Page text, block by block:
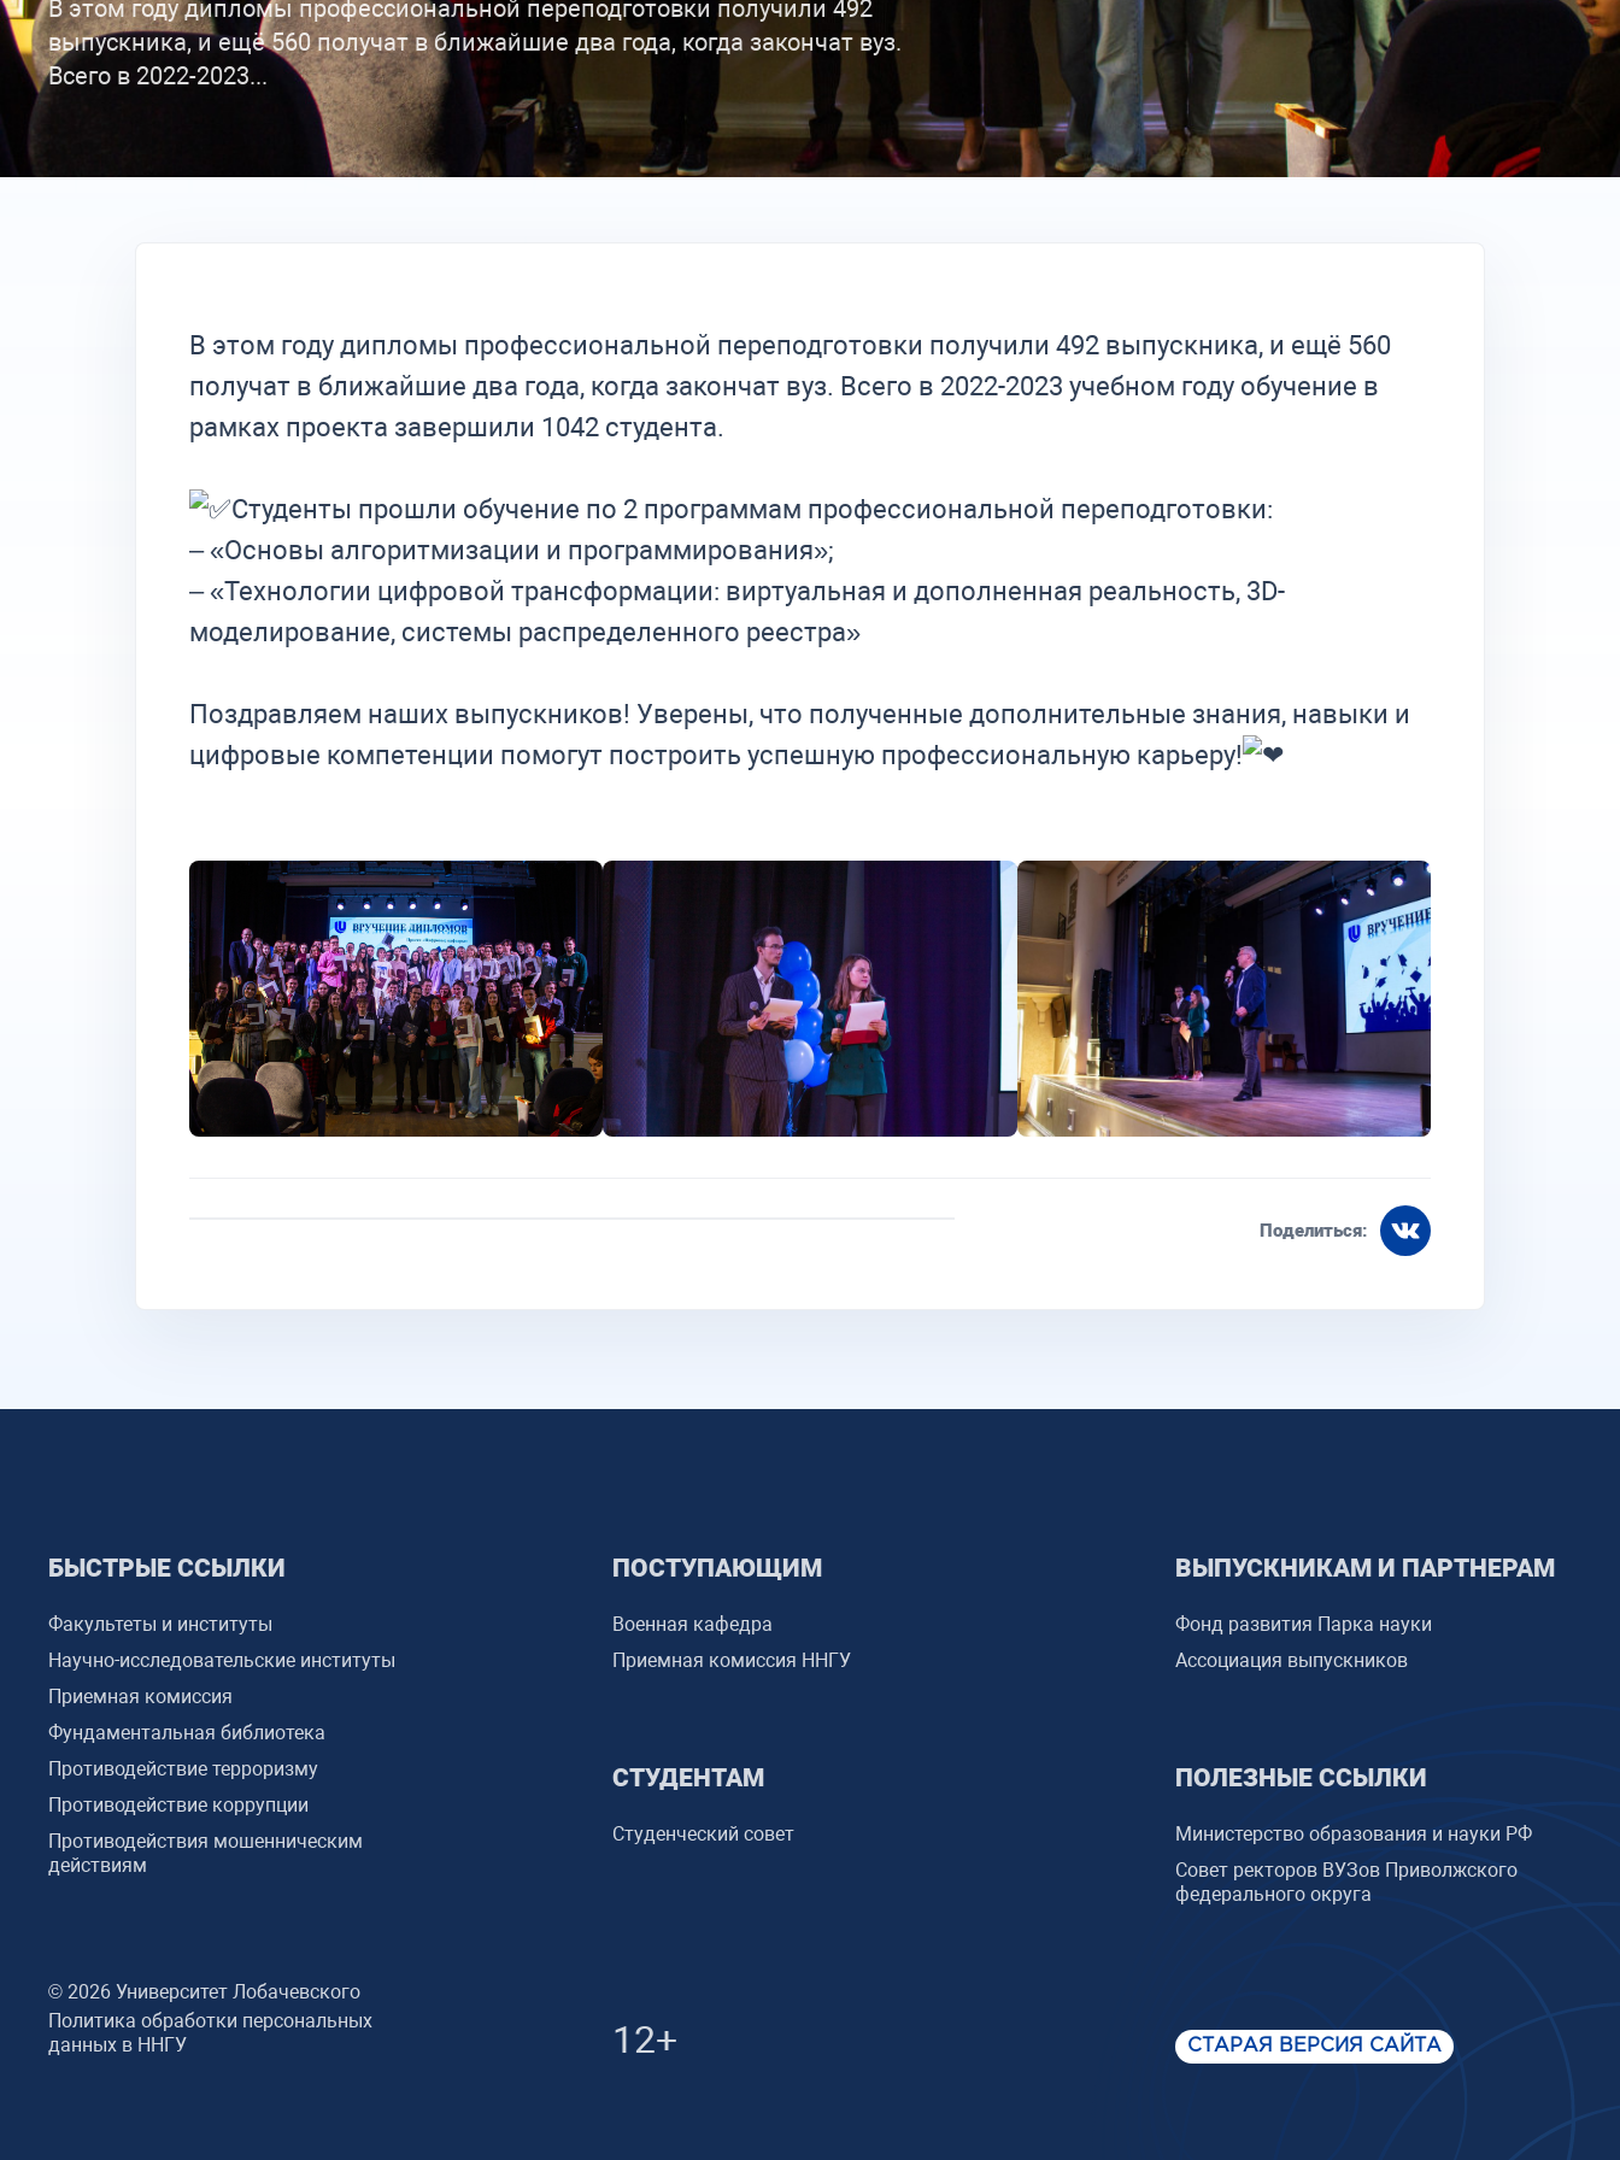
В этом году дипломы профессиональной переподготовки получили 492
выпускника, и ещё 560 получат в ближайшие два года, когда закончат вуз.
Всего в 2022-2023...
В этом году дипломы профессиональной переподготовки получили 492 выпускника, и ещё 560
получат в ближайшие два года, когда закончат вуз. Всего в 2022-2023 учебном году обучение в
рамках проекта завершили 1042 студента.
Студенты прошли обучение по 2 программам профессиональной переподготовки:
– «Основы алгоритмизации и программирования»;
– «Технологии цифровой трансформации: виртуальная и дополненная реальность, 3D-
моделирование, системы распределенного реестра»
Поздравляем наших выпускников! Уверены, что полученные дополнительные знания, навыки и
цифровые компетенции помогут построить успешную профессиональную карьеру!
Поделиться:
БЫСТРЫЕ ССЫЛКИ
Факультеты и институты
Научно-исследовательские институты
Приемная комиссия
Фундаментальная библиотека
Противодействие терроризму
Противодействие коррупции
Противодействия мошенническим
действиям
ПОСТУПАЮЩИМ
Военная кафедра
Приемная комиссия ННГУ
СТУДЕНТАМ
Студенческий совет
ВЫПУСКНИКАМ И ПАРТНЕРАМ
Фонд развития Парка науки
Ассоциация выпускников
ПОЛЕЗНЫЕ ССЫЛКИ
Министерство образования и науки РФ
Совет ректоров ВУЗов Приволжского
федерального округа
© 2026 Университет Лобачевского
Политика обработки персональных
данных в ННГУ
12+ СТАРАЯ ВЕРСИЯ САЙТА